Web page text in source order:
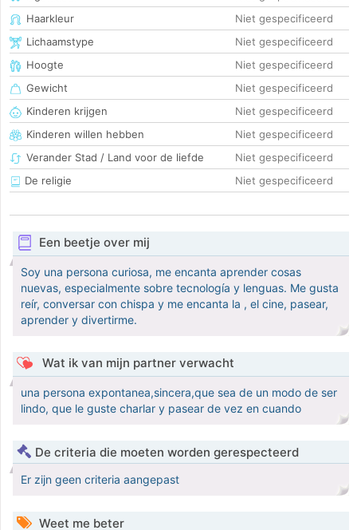
Haarkleur
Niet gespecificeerd
Lichaamstype
Niet gespecificeerd
Hoogte
Niet gespecificeerd
Gewicht
Niet gespecificeerd
Kinderen krijgen
Niet gespecificeerd
Kinderen willen hebben
Niet gespecificeerd
Verander Stad / Land voor de liefde
Niet gespecificeerd
De religie
Niet gespecificeerd
Een beetje over mij
Soy una persona curiosa, me encanta aprender cosas
nuevas, especialmente sobre tecnología y lenguas. Me gusta
reír, conversar con chispa y me encanta la , el cine, pasear,
aprender y divertirme.
Wat ik van mijn partner verwacht
una persona expontanea,sincera,que sea de un modo de ser
lindo, que le guste charlar y pasear de vez en cuando
De criteria die moeten worden gerespecteerd
Er zijn geen criteria aangepast
Weet me beter